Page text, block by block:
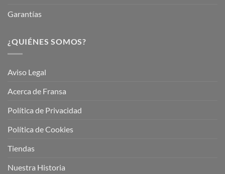
Garantías
¿QUIÉNES SOMOS?
Aviso Legal
Acerca de Fransa
Política de Privacidad
Política de Cookies
Tiendas
Nuestra Historia